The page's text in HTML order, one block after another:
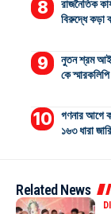
রাজনৈতিক
বিরুদ্ধে কড়া
নুতন শ্রম
কে
গণনার আগে
১৬৩ ধারা
Related News